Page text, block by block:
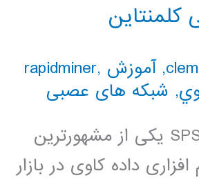
کلمنتاین
,آموزش rapidminer ,
, شبکه های عصبی
SPSS Clementine یکی از مشهورترین
داده کاوی در بازار